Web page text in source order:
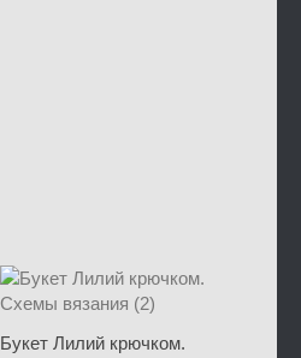
Букет Лилий крючком.